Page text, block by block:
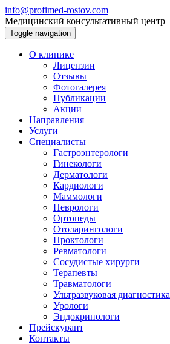
info@profimed-rostov.com
Медицинский консультативный центр
Toggle navigation
О клинике
Лицензии
Отзывы
Фотогалерея
Публикации
Акции
Направления
Услуги
Специалисты
Гастроэнтерологи
Гинекологи
Дерматологи
Кардиологи
Маммологи
Неврологи
Ортопеды
Отоларингологи
Проктологи
Ревматологи
Сосудистые хирурги
Терапевты
Травматологи
Ультразвуковая диагностика
Урологи
Эндокринологи
Прейскурант
Контакты